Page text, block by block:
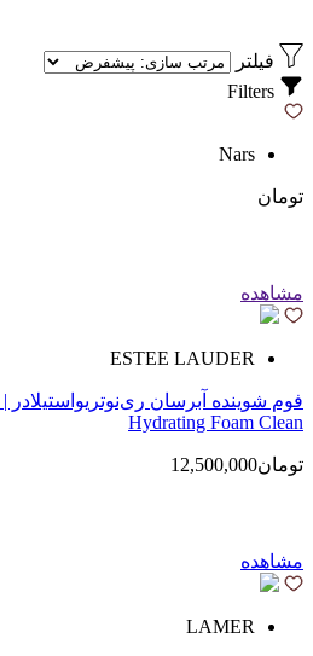
فیلتر
Nars
تومان
مشاهده
ESTEE LAUDER
Hydrating Foam Clean
تومان12,500,000
مشاهده
LAMER